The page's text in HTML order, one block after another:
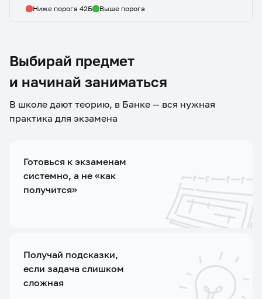
Ниже порога 42Б
Выше порога
Выбирай предмет
и начинай заниматься
В школе дают теорию, в Банке — вся нужная
практика для экзамена
Готовься к экзаменам
системно, а не «как
получится»
Получай подсказки,
если задача слишком
сложная